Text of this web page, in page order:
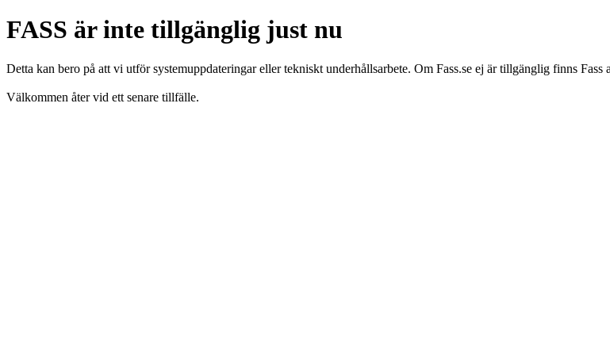
FASS är inte tillgänglig just nu
Detta kan bero på att vi utför systemuppdateringar eller tekniskt underhållsarbete. Om Fass.se ej är tillgänglig finns
Välkommen åter vid ett senare tillfälle.